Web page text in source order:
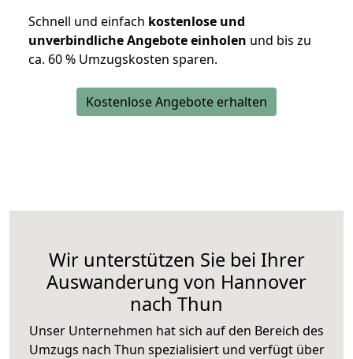
Schnell und einfach kostenlose und
unverbindliche Angebote einholen und bis zu
ca. 60 % Umzugskosten sparen.
Kostenlose Angebote erhalten
Wir unterstützen Sie bei Ihrer
Auswanderung von Hannover
nach Thun
Unser Unternehmen hat sich auf den Bereich des
Umzugs nach Thun spezialisiert und verfügt über